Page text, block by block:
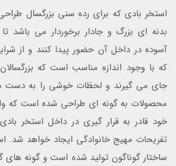
استخر بادی که برای رده سنی بزرگسال
بدنه ای بزرگ و جادار برخوردار می باشد تا
آسوده در داخل آن حضور پیدا کنند و از
که با وجود اندازه مناسب است که
جای می گیرند و لحظات خوشی را به دست
محصولات به گونه ای طراحی شده است که
خود قادر به قرار گیری در داخل استخر
تفریحات مهیج خانوادگی ایجاد خواهد شد.
ساختار گوناگون تولید شده است و گونه